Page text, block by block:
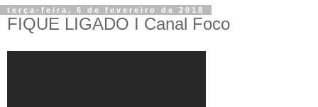
terça-feira, 6 de fevereiro de 2018
FIQUE LIGADO I Canal Foco